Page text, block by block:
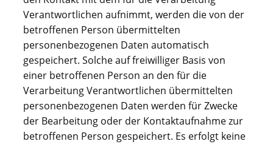
Verantwortlichen aufnimmt, werden die von der
betroffenen Person übermittelten
personenbezogenen Daten automatisch
gespeichert. Solche auf freiwilliger Basis von
einer betroffenen Person an den für die
Verarbeitung Verantwortlichen übermittelten
personenbezogenen Daten werden für Zwecke
der Bearbeitung oder der Kontaktaufnahme zur
betroffenen Person gespeichert. Es erfolgt keine